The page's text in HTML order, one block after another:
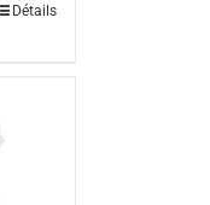
Détails